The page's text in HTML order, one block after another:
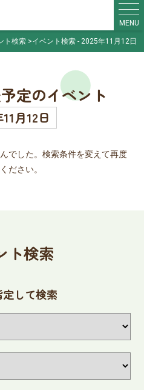
MENU
ト検索 イベント検索 - 2025年11月12日
定のイベント
月12日
でした。検索条件を変えて再度
ださい。
ト検索
して検索